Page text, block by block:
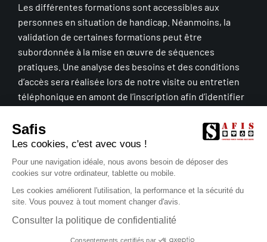
Les différentes formations sont accessibles aux
personnes en situation de handicap. Néanmoins, la
validation de certaines formations peut être
subordonnée à la mise en œuvre de séquences
pratiques. Une analyse des besoins et des conditions
d’accès sera réalisée lors de notre visite ou entretien
téléphonique en amont de l’inscription afin d’identifier
faisabilité de la formation. N’hésitez pas à nous signaler
tout demande d’accompagnement sur ce thème.
– Goodigital, création de sites internet
Safis
Les cookies, c'est avec vous !
Pour une navigation idéale, nous avons besoin de déposer des
cookies sur votre ordinateur, tablette ou mobile.
Les cookies améliorent l'utilisation, la performance et la sécurité du
site. Vous pouvez à tout moment changer d'avis.
Consulter la politique de confidentialité
Consentements certifiés par